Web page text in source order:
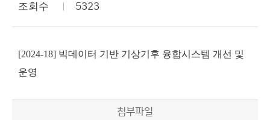
조회수 5323
[2024-18] 빅데이터 기반 기상기후 융합시스템 개선 및
운영
첨부파일